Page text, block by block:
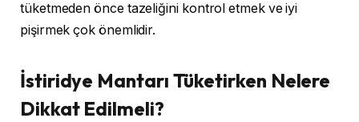
tüketmeden önce tazeliğini kontrol etmek ve iyi
pişirmek çok önemlidir.
İstiridye Mantarı Tüketirken Nelere
Dikkat Edilmeli?